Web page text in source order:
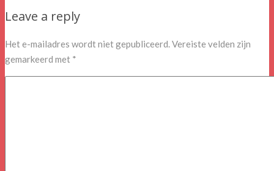
Leave a reply
Het e-mailadres wordt niet gepubliceerd.Vereiste velden zijn
gemarkeerd met *